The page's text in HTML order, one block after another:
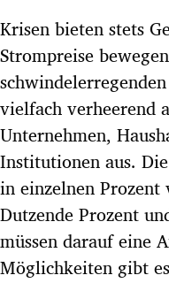
Untermenü
Untermenü
Untermenü
Untermenü
Krisen bieten stets
Strompreise
vielfach verheerend
Unternehmen,
Institutionen aus.
in einzelnen
Dutzende Prozent
müssen darauf eine
Möglichkeiten gibt